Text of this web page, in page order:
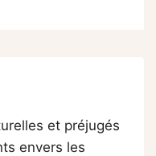
et préjugés
envers les